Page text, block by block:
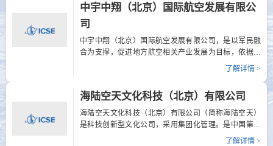
STRUCTURES》《ENGINEERING...
核心技术。公司研发配套的运载火箭整流罩等构件产
品、军工装备产品、商用无人机产品、轨道交通轻量构
品陆续进入批产。展位号: B145电 话: 022-84395397网 址:
www.istar-space.com地 址: 中国天津市东丽区华明高新技
中宇中翔（北京）国际航空发展有限公
司
中宇中翔（北京）国际航空发展有限公司，是以军民融
合为支撑，促进地方航空相关产业发展为目标，依据国
家产业战略建设需求，集军方（退转人员）专业飞行及
关人才储备战略为目标，推动航空航天产业快速发展。
展位号: B141电 话: 18888823665网 址:
http://www.hlktwh.cn地 址: 北京市顺义区空港工业区A区
了解详情 >
海陆空天文化科技（北京）有限公司
海陆空天文化科技（北京）有限公司（简称海陆空天）
是科技创新型文化公司，采用集团化管理。是中国第一
家成功承接国际型国家级军事博物馆规划设计、展陈设
了解详情 >